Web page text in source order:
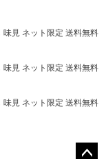
味見 ネット限定 送料無料
味見 ネット限定 送料無料
味見 ネット限定 送料無料